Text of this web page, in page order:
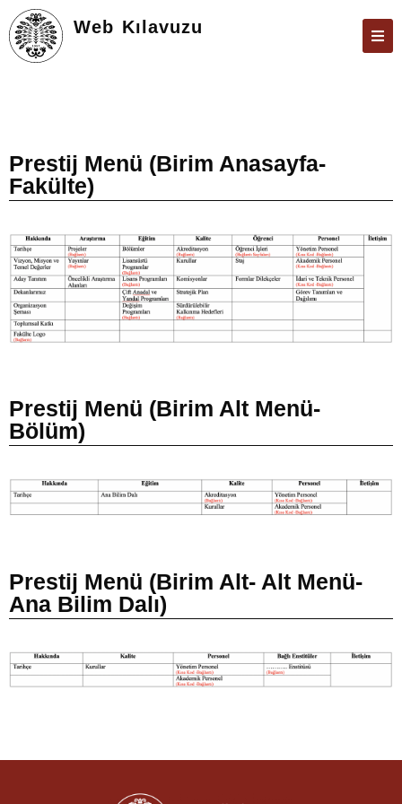
Web Kılavuzu
WEB KILAVUZU
Prestij Menü (Birim Anasayfa-
Fakülte)
Prestij Menü (Birim Alt Menü-
Bölüm)
Prestij Menü (Birim Alt- Alt Menü-
Ana Bilim Dalı)